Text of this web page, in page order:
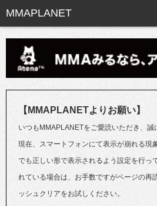
【MMAPLANETよりお願い】
いつもMMAPLANETをご愛読いただき、誠
現在、スマートフォンにて表示が崩れる現
でも正しい形で表示されるよう設定を行っ
れている場合は、お手数ですがページの再
ッシュクリアをお試しください。